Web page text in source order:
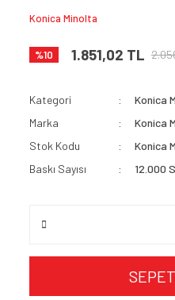
Konica Minolta
%10 1.851,02 TL
Kategori
Konica
Marka
Konica
Stok Kodu
Konica
Baskı Sayısı
12.000